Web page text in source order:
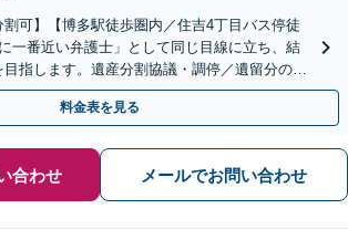
割可】【博多駅徒歩圏内／住吉4丁目バス停徒
一番近い弁護士」として同じ目線に立ち、結
指します。遺産分割協議・調停／遺留分の侵
産の調査など
料金表を見る
合わせ メールでお問い合わせ